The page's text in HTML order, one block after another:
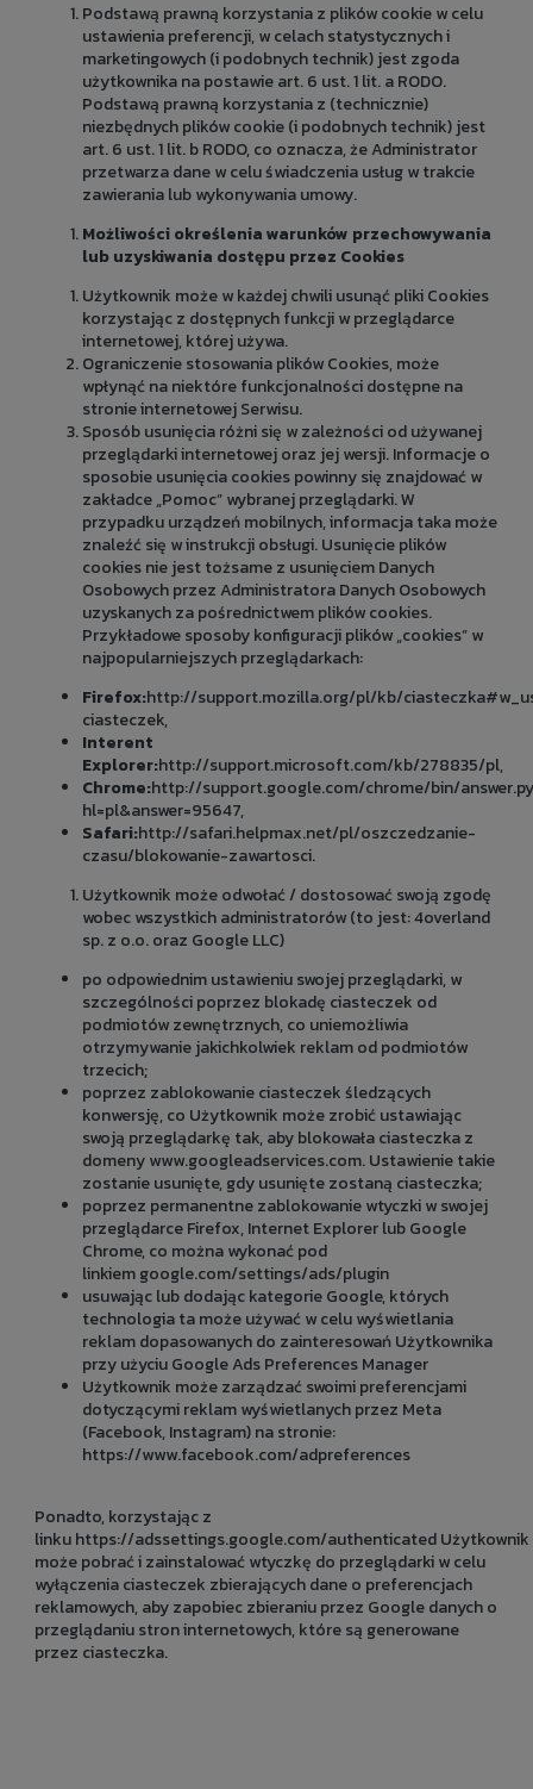
Podstawą prawną korzystania z plików cookie w celu
ustawienia preferencji, w celach statystycznych i
marketingowych (i podobnych technik) jest zgoda
użytkownika na postawie art. 6 ust. 1 lit. a RODO.
Podstawą prawną korzystania z (technicznie)
niezbędnych plików cookie (i podobnych technik) jest
art. 6 ust. 1 lit. b RODO, co oznacza, że Administrator
przetwarza dane w celu świadczenia usług w trakcie
zawierania lub wykonywania umowy.
Możliwości określenia warunków przechowywania
lub uzyskiwania dostępu przez Cookies
Użytkownik może w każdej chwili usunąć pliki Cookies
korzystając z dostępnych funkcji w przeglądarce
internetowej, której używa.
Ograniczenie stosowania plików Cookies, może
wpłynąć na niektóre funkcjonalności dostępne na
stronie internetowej Serwisu.
Sposób usunięcia różni się w zależności od używanej
przeglądarki internetowej oraz jej wersji. Informacje o
sposobie usunięcia cookies powinny się znajdować w
zakładce „Pomoc” wybranej przeglądarki. W
przypadku urządzeń mobilnych, informacja taka może
znaleźć się w instrukcji obsługi. Usunięcie plików
cookies nie jest tożsame z usunięciem Danych
Osobowych przez Administratora Danych Osobowych
uzyskanych za pośrednictwem plików cookies.
Przykładowe sposoby konfiguracji plików „cookies” w
najpopularniejszych przeglądarkach:
Firefox:http://support.mozilla.org/pl/kb/
ciasteczek,
Interent
Explorer:http://support.microsoft.com/kb/278835/pl,
Chrome:http://support.google.com/chrome/bin/
hl=pl&answer=95647,
Safari:http://safari.helpmax.net/pl/oszczedzanie-
czasu/blokowanie-zawartosci.
Użytkownik może odwołać / dostosować swoją zgodę
wobec wszystkich administratorów (to jest: 4overland
sp. z o.o. oraz Google LLC)
po odpowiednim ustawieniu swojej przeglądarki, w
szczególności poprzez blokadę ciasteczek od
podmiotów zewnętrznych, co uniemożliwia
otrzymywanie jakichkolwiek reklam od podmiotów
trzecich;
poprzez zablokowanie ciasteczek śledzących
konwersję, co Użytkownik może zrobić ustawiając
swoją przeglądarkę tak, aby blokowała ciasteczka z
domeny www.googleadservices.com. Ustawienie takie
zostanie usunięte, gdy usunięte zostaną ciasteczka;
poprzez permanentne zablokowanie wtyczki w swojej
przeglądarce Firefox, Internet Explorer lub Google
Chrome, co można wykonać pod
linkiemgoogle.com/settings/ads/plugin
usuwając lub dodając kategorie Google, których
technologia ta może używać w celu wyświetlania
reklam dopasowanych do zainteresowań Użytkownika
przy użyciu Google Ads Preferences Manager
Użytkownik może zarządzać swoimi preferencjami
dotyczącymi reklam wyświetlanych przez Meta
(Facebook, Instagram) na stronie:
https://www.facebook.com/adpreferences
Ponadto, korzystając z
linkuhttps://adssettings.google.com/authenticatedUżytkownik
może pobrać i zainstalować wtyczkę do przeglądarki w celu
wyłączenia ciasteczek zbierających dane o preferencjach
reklamowych, aby zapobiec zbieraniu przez Google danych o
przeglądaniu stron internetowych, które są generowane
przez ciasteczka.